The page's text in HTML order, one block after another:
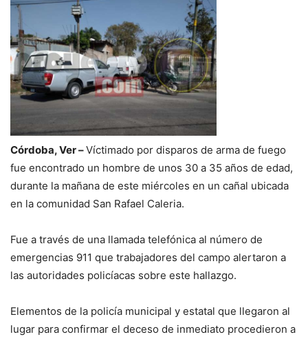
Córdoba, Ver –Víctimado por disparos de arma de fuego
fue encontrado un hombre de unos 30 a 35 años de edad,
durante la mañana de este miércoles en un cañal ubicada
en la comunidad San Rafael Caleria.
Fue a través de una llamada telefónica al número de
emergencias 911 que trabajadores del campo alertaron a
las autoridades policíacas sobre este hallazgo.
Elementos de la policía municipal y estatal que llegaron al
lugar para confirmar el deceso de inmediato procedieron a